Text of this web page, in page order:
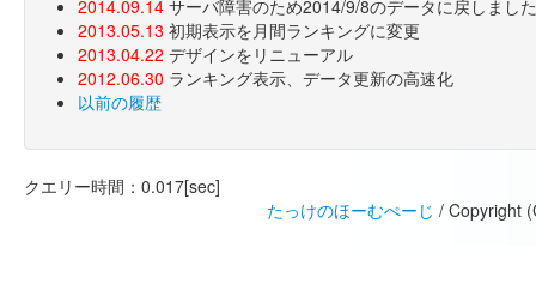
2014.09.14 サーバ障害のため2014/9/8のデータに戻しまし
2013.05.13 初期表示を月間ランキングに変更
2013.04.22 デザインをリニューアル
2012.06.30 ランキング表示、データ更新の高速化
以前の履歴
クエリー時間：0.017[sec]
たっけのほーむぺーじ / Copyright